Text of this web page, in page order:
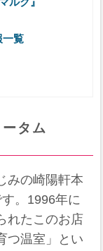
一覧
タム
みの崎陽軒本
。1996年に
れたこのお店
つ温室」とい